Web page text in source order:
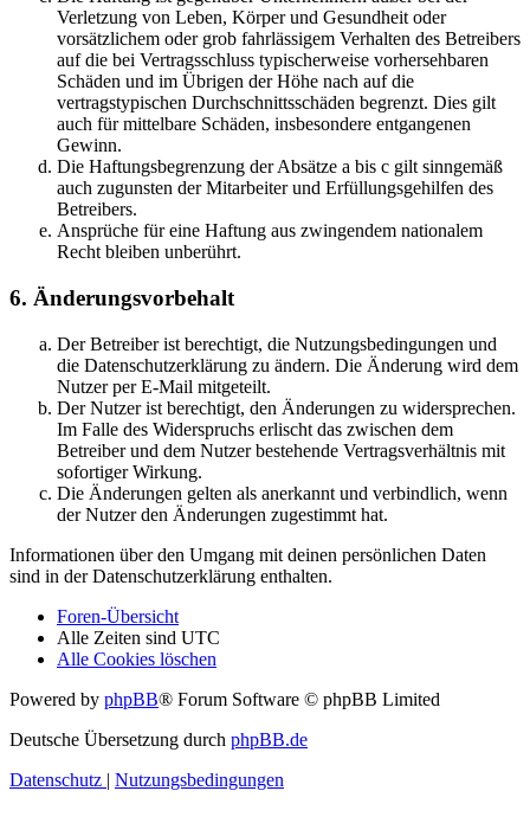
Verletzung von Leben, Körper und Gesundheit oder
vorsätzlichem oder grob fahrlässigem Verhalten des Betreibers
auf die bei Vertragsschluss typischerweise vorhersehbaren
Schäden und im Übrigen der Höhe nach auf die
vertragstypischen Durchschnittsschäden begrenzt. Dies gilt
auch für mittelbare Schäden, insbesondere entgangenen
Gewinn.
Die Haftungsbegrenzung der Absätze a bis c gilt sinngemäß
auch zugunsten der Mitarbeiter und Erfüllungsgehilfen des
Betreibers.
Ansprüche für eine Haftung aus zwingendem nationalem
Recht bleiben unberührt.
6. Änderungsvorbehalt
Der Betreiber ist berechtigt, die Nutzungsbedingungen und
die Datenschutzerklärung zu ändern. Die Änderung wird dem
Nutzer per E-Mail mitgeteilt.
Der Nutzer ist berechtigt, den Änderungen zu widersprechen.
Im Falle des Widerspruchs erlischt das zwischen dem
Betreiber und dem Nutzer bestehende Vertragsverhältnis mit
sofortiger Wirkung.
Die Änderungen gelten als anerkannt und verbindlich, wenn
der Nutzer den Änderungen zugestimmt hat.
Informationen über den Umgang mit deinen persönlichen Daten
sind in der Datenschutzerklärung enthalten.
Foren-Übersicht
Alle Zeiten sind UTC
Alle Cookies löschen
Powered by phpBB® Forum Software © phpBB Limited
Deutsche Übersetzung durch phpBB.de
Datenschutz | Nutzungsbedingungen